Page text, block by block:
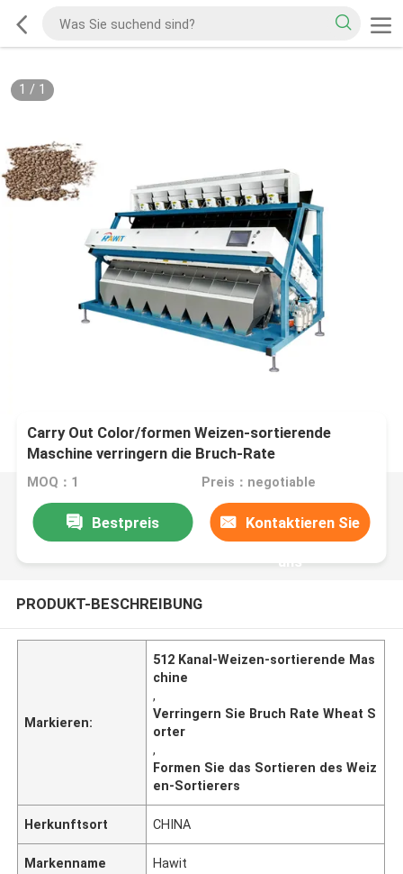
1 / 1
Carry Out Color/formen Weizen-sortierende
Maschine verringern die Bruch-Rate
MOQ：1 Preis：negotiable
Bestpreis Kontaktieren Sie
uns
PRODUKT-BESCHREIBUNG
Markieren:
512 Kanal-Weizen-sortierende Mas
chine
,
Verringern Sie Bruch Rate Wheat S
orter
,
Formen Sie das Sortieren des Weiz
en-Sortierers
Herkunftsort CHINA
Markenname Hawit